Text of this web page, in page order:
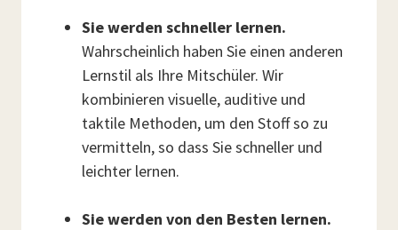
Sie werden schneller lernen.
Wahrscheinlich haben Sie einen anderen
Lernstil als Ihre Mitschüler. Wir
kombinieren visuelle, auditive und
taktile Methoden, um den Stoff so zu
vermitteln, so dass Sie schneller und
leichter lernen.
Sie werden von den Besten lernen.